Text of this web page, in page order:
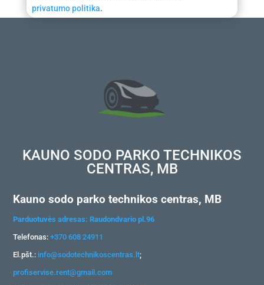
privatumo politika.
KAUNO SODO PARKO TECHNIKOS
CENTRAS, MB
Kauno sodo parko technikos centras, MB
Parduotuvės adresas: Raudondvario pl.96
Telefonas:+370 608 24911
El.pšt.: info@sodotechnikoscentras.lt;
profiservise.rent@gmail.com